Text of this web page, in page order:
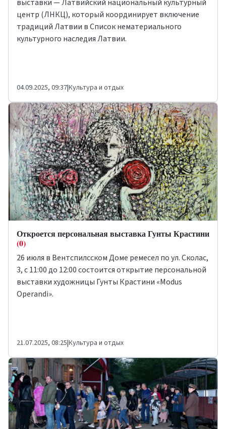
выставки — Латвийский национальный культурный
центр (ЛНКЦ), который координирует включение
традиций Латвии в Список нематериального
культурного наследия Латвии.
04.09.2025, 09:37|Культура и отдых
Откроется персональная выставка Гунты Крастини
(0)
26 июля в Вентспилсском Доме ремесел по ул. Сколас,
3, с 11:00 до 12:00 состоится открытие персональной
выставки художницы Гунты Крастини «Modus
Operandi».
21.07.2025, 08:25|Культура и отдых